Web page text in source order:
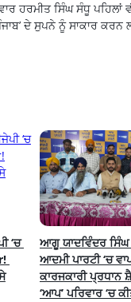
ਹਰਮੀਤ ਸਿੰਘ ਸੰਧੂ
ਦੇ ਸੁਪਨੇ ਨੂੰ ਸਾਕਾਰ
‘ਚ
ਆਗੂ ਯਾਦਵਿੰਦਰ
ਆਦਮੀ ਪਾਰਟੀ ‘ਚ
ਕਾਰਜਕਾਰੀ ਪ੍ਰਧਾਨ
‘ਆਪ’ ਪਰਿਵਾਰ ‘ਚ